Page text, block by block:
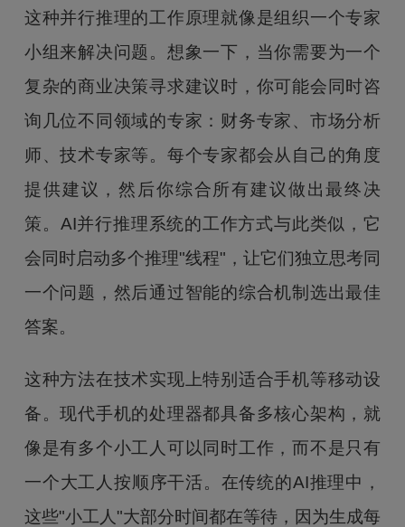
这种并行推理的工作原理就像是组织一个专家
小组来解决问题。想象一下，当你需要为一个
复杂的商业决策寻求建议时，你可能会同时咨
询几位不同领域的专家：财务专家、市场分析
师、技术专家等。每个专家都会从自己的角度
提供建议，然后你综合所有建议做出最终决
策。AI并行推理系统的工作方式与此类似，它
会同时启动多个推理"线程"，让它们独立思考同
一个问题，然后通过智能的综合机制选出最佳
答案。
这种方法在技术实现上特别适合手机等移动设
备。现代手机的处理器都具备多核心架构，就
像是有多个小工人可以同时工作，而不是只有
一个大工人按顺序干活。在传统的AI推理中，
这些"小工人"大部分时间都在等待，因为生成每